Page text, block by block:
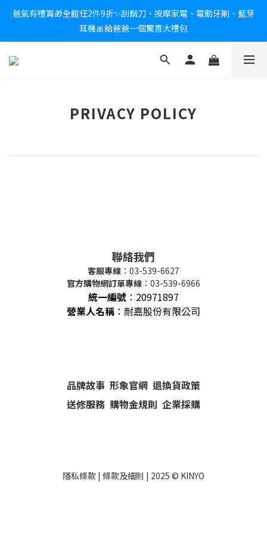
新會員送$100購物金✨再享消費回饋無極限
爸氣有禮賞🎁全館任2件9折✨刮鬍刀、按摩家電、電動牙刷、藍芽
耳機🎀給爸爸一個驚喜大禮包
炎熱夏日救星☀️秒凍扇登場💙半導體製冷 x 微米級冰霧，一秒開
PRIVACY POLICY
聯絡我們
客服專線 ：03-539-6627
官方購物網訂單專線 ：03-539-6966
統一編號 ： 20971897
營業人名稱 ：耐嘉股份有限公司
品牌故事 形象官網 退換貨政策
送修服務 購物金規則 企業採購
隱私條款 | 條款及細則 | 2025 © KINYO